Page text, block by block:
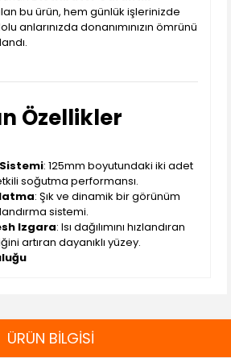
bu ürün, hem günlük işlerinizde
anlarınızda donanımınızın ömrünü
Özellikler
: 125mm boyutundaki iki adet
soğutma performansı.
: Şık ve dinamik bir görünüm
sistemi.
Izgara: Isı dağılımını hızlandıran
artıran dayanıklı yüzey.
ÜRÜN BİLGİSİ